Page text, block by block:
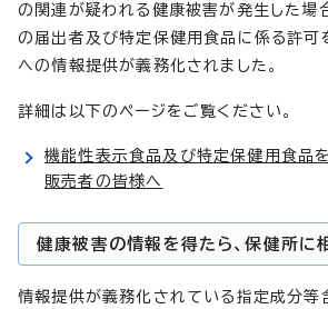
の関連が疑われる健康被害が発生した場
の届出者及び特定保健用食品に係る許可
への情報提供が義務化されました。
詳細は以下のページをご覧ください。
機能性表示食品及び特定保健用食品
販売者の皆様へ
健康被害の情報を得たら、保健所に
情報提供が義務化されている指定成分等